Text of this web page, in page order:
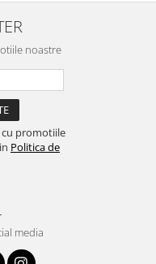
noastre
cu promotiile
Politica de
media